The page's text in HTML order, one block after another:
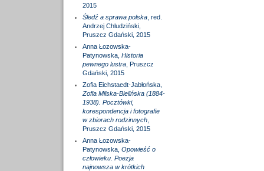
2015
Śledź a sprawa polska, red.
Andrzej Chludziński,
Pruszcz Gdański, 2015
Anna Łozowska-
Patynowska, Historia
pewnego lustra, Pruszcz
Gdański, 2015
Zofia Eichstaedt-Jabłońska,
Zofia Milska-Bielińska (1884-
1938). Pocztówki,
korespondencja i fotografie
w zbiorach rodzinnych,
Pruszcz Gdański, 2015
Anna Łozowska-
Patynowska, Opowieść o
człowieku. Poezja
najnowsza w krótkich